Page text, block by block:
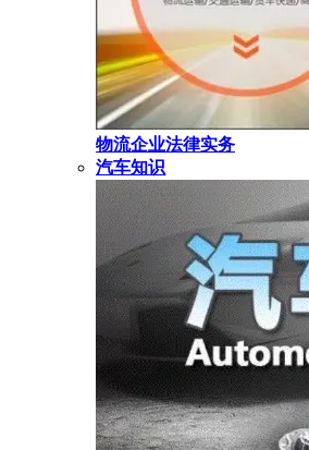
物流企业法律实务
汽车知识